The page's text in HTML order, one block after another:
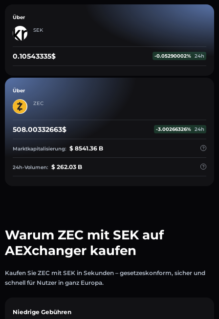
Über
SEK
0.10543335$ -0.05290002% 24h
Über
ZEC
508.00332663$ -3.00266326% 24h
Marktkapitalisierung: $ 8541.36 B
24h-Volumen: $ 262.03 B
Warum ZEC mit SEK auf
AEXchanger kaufen
Kaufen Sie ZEC mit SEK in Sekunden – gesetzeskonform, sicher und
schnell für Nutzer in ganz Europa.
Niedrige Gebühren